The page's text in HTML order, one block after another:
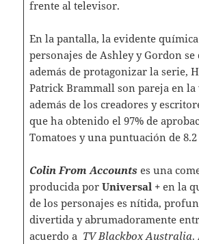
frente al televisor.
En la pantalla, la evidente
personajes de Ashley y Gordon se
además de protagonizar la serie,
Patrick Brammall son pareja en la
además de los creadores y
que ha obtenido el 97% de
Tomatoes y una puntuación de
Colin From Accountses una
producida porUniversal +en la
de los personajes es nítida,
divertida y abrumadoramente
acuerdo a TV Blackbox Australia.